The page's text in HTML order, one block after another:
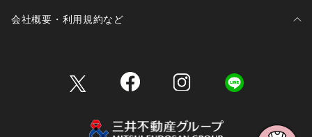
会社概要・利用規約など